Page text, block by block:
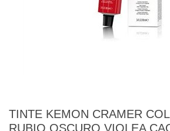
TINTE KEMON CRAMER
RUBIO OSCURO VIOLEA